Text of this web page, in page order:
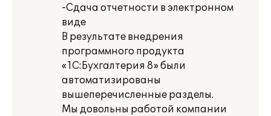
-Сдача отчетности в электронном
виде
В результате внедрения
программного продукта
«1С:Бухгалтерия 8» были
автоматизированы
вышеперечисленные разделы.
Мы довольны работой компании